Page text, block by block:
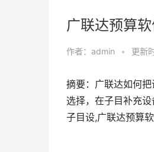
广联达预算
作者： admin • 更新
摘要：广联达如何
选择，在子目补充
子目设,广联达预算